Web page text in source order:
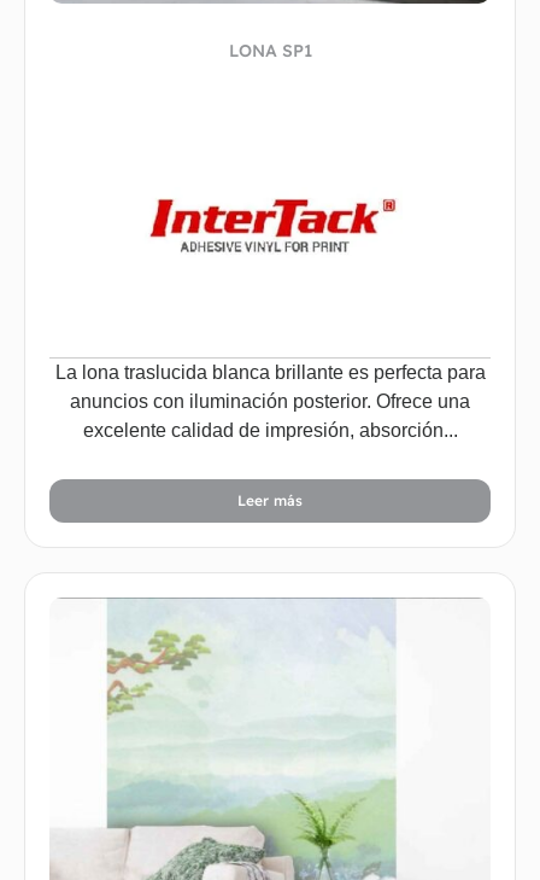
LONA SP1
La lona traslucida blanca brillante es perfecta para
anuncios con iluminación posterior. Ofrece una
excelente calidad de impresión, absorción...
Leer más